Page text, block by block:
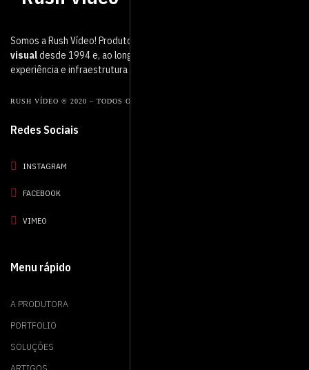
Somos a Rush Vídeo! Produtora de vídeo que atua no mercado
visualdesde 1994 e, ao longo desse período, adquirimos muita
experiência e infraestrutura de ponta.
RUSH VÍDEO © 2020 – TODOS OS DIREITOS RESERVADOS.
Redes Sociais
INSTAGRAM
FACEBOOK
VIMEO
Menu rápido
A PRODUTORA
PORTFOLIO
SOLUÇÕES